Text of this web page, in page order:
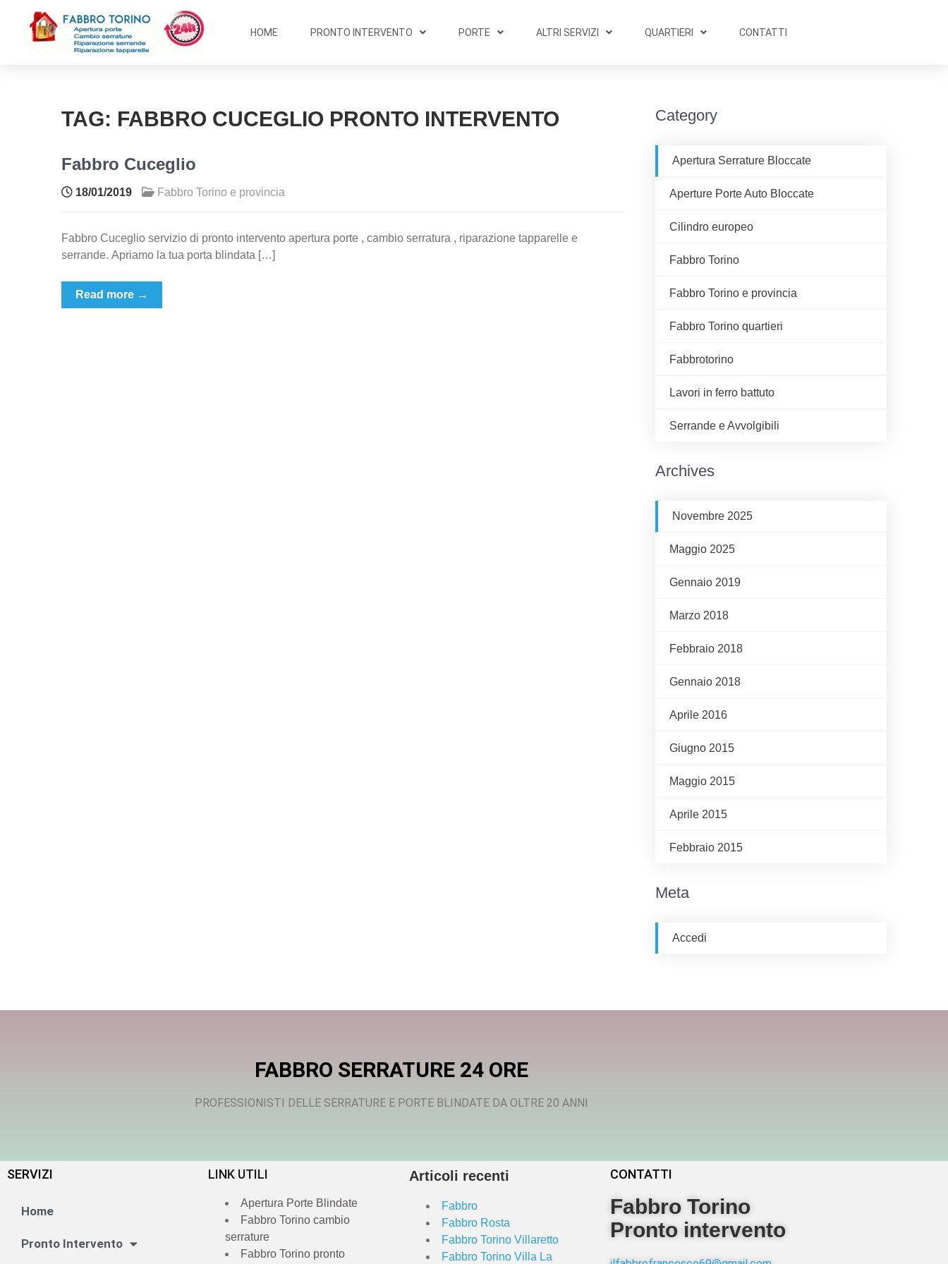
HOME PRONTO INTERVENTO PORTE ALTRI SERVIZI QUARTIERI CONTATTI
TAG: FABBRO CUCEGLIO PRONTO INTERVENTO
Fabbro Cuceglio
18/01/2019 Fabbro Torino e provincia
Fabbro Cuceglio servizio di pronto intervento apertura porte , cambio serratura , riparazione tapparelle e
serrande. Apriamo la tua porta blindata […]
Read more →
Category
Apertura Serrature Bloccate
Aperture Porte Auto Bloccate
Cilindro europeo
Fabbro Torino
Fabbro Torino e provincia
Fabbro Torino quartieri
Fabbrotorino
Lavori in ferro battuto
Serrande e Avvolgibili
Archives
Novembre 2025
Maggio 2025
Gennaio 2019
Marzo 2018
Febbraio 2018
Gennaio 2018
Aprile 2016
Giugno 2015
Maggio 2015
Aprile 2015
Febbraio 2015
Meta
Accedi
FABBRO SERRATURE 24 ORE
PROFESSIONISTI DELLE SERRATURE E PORTE BLINDATE DA OLTRE 20 ANNI
SERVIZI
Home
Pronto Intervento
LINK UTILI
Apertura Porte Blindate
Fabbro Torino cambio
serrature
Fabbro Torino pronto
Articoli recenti
Fabbro
Fabbro Rosta
Fabbro Torino Villaretto
Fabbro Torino Villa La
CONTATTI
Fabbro Torino
Pronto intervento